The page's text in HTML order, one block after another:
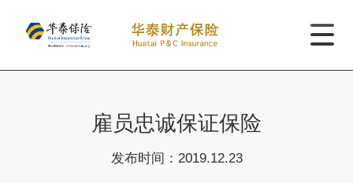
雇员忠诚保证保险
发布时间： 2019.12.23